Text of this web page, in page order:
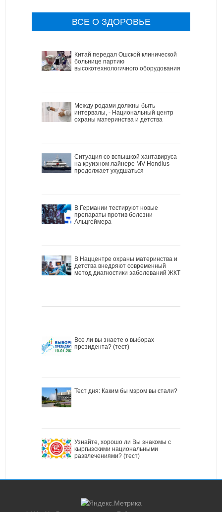
ВСЕ О ЗДОРОВЬЕ
Китай передал Ошской клинической
больнице партию
высокотехнологичного оборудования
Между родами должны быть
интервалы, - Национальный центр
охраны материнства и детства
Ситуация со вспышкой хантавируса
на круизном лайнере MV Hondius
продолжает ухудшаться
В Германии тестируют новые
препараты против болезни
Альцгеймера
В Наццентре охраны материнства и
детства внедряют современный
метод диагностики заболеваний ЖКТ
Все ли вы знаете о выборах
президента? (тест)
Тест дня: Каким бы мэром вы стали?
Узнайте, хорошо ли Вы знакомы с
кыргызскими национальными
развлечениями? (тест)